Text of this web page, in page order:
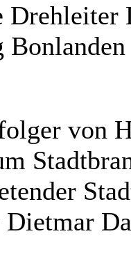
von
Dietmar